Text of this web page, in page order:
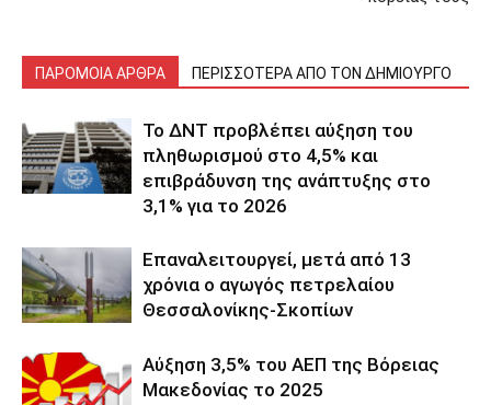
ΠΑΡΟΜΟΙΑ ΑΡΘΡΑ ΠΕΡΙΣΣΟΤΕΡΑ ΑΠΟ ΤΟΝ ΔΗΜΙΟΥΡΓΟ
Το ΔΝΤ προβλέπει αύξηση του
πληθωρισμού στο 4,5% και
επιβράδυνση της ανάπτυξης στο
3,1% για το 2026
Επαναλειτουργεί, μετά από 13
χρόνια ο αγωγός πετρελαίου
Θεσσαλονίκης-Σκοπίων
Αύξηση 3,5% του ΑΕΠ της Βόρειας
Μακεδονίας το 2025